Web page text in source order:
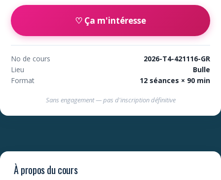
♡ Ça m'intéresse
No de cours
2026-T4-421116-GR
Lieu
Bulle
Format
12 séances × 90 min
Sans engagement — pas d'inscription définitive
À propos du cours